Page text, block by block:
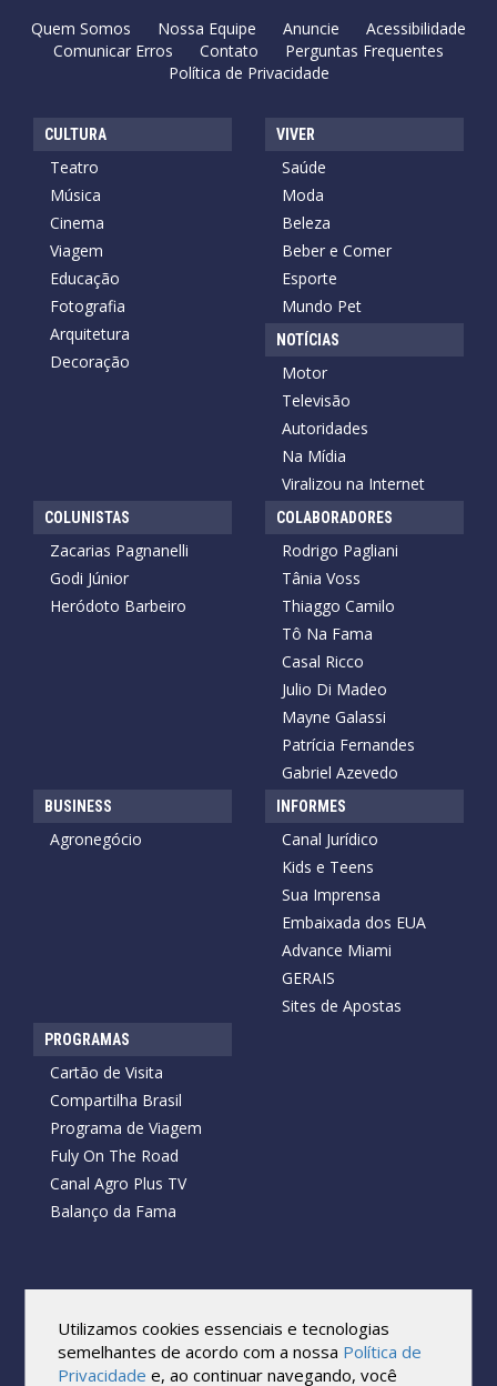
Quem Somos Nossa Equipe Anuncie
Acessibilidade
Comunicar Erros
Contato
Perguntas Frequentes
Política de Privacidade
CULTURA
Teatro
Música
Cinema
Viagem
Educação
Fotografia
Arquitetura
Decoração
VIVER
Saúde
Moda
Beleza
Beber e Comer
Esporte
Mundo Pet
NOTÍCIAS
Motor
Televisão
Autoridades
Na Mídia
Viralizou na Internet
COLUNISTAS
Zacarias Pagnanelli
Godi Júnior
Heródoto Barbeiro
COLABORADORES
Rodrigo Pagliani
Tânia Voss
Thiaggo Camilo
Tô Na Fama
Casal Ricco
Julio Di Madeo
Mayne Galassi
Patrícia Fernandes
Gabriel Azevedo
BUSINESS
Agronegócio
INFORMES
Canal Jurídico
Kids e Teens
Sua Imprensa
Embaixada dos EUA
Advance Miami
GERAIS
Sites de Apostas
PROGRAMAS
Cartão de Visita
Compartilha Brasil
Programa de Viagem
Fuly On The Road
Canal Agro Plus TV
Balanço da Fama
Todos os direitos reservados.
Reprodução no todo ou em parte sob qualquer forma ou meio,
sem expressa autorização por escrito do Cartão de Visita, é
proibida.
Utilizamos cookies essenciais e tecnologias
semelhantes de acordo com a nossa Política de
Privacidade e, ao continuar navegando, você